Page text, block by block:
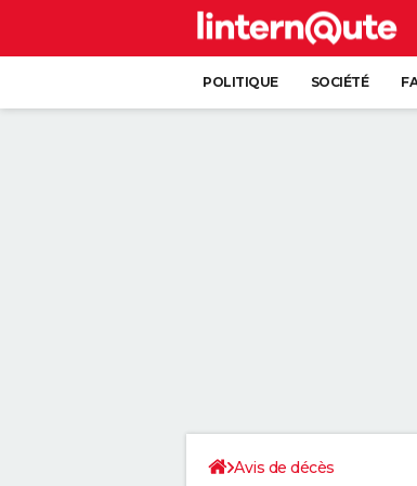
POLITIQUE SOCIÉTÉ
Avis de décès